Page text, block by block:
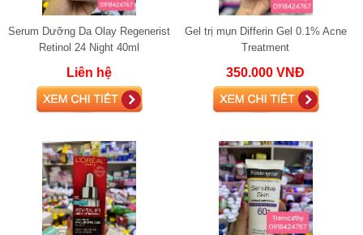
Serum Dưỡng Da Olay Regenerist
Retinol 24 Night 40ml
Liên hệ
Gel trị mụn Differin Gel 0.1% Acne
Treatment
350.000 VNĐ